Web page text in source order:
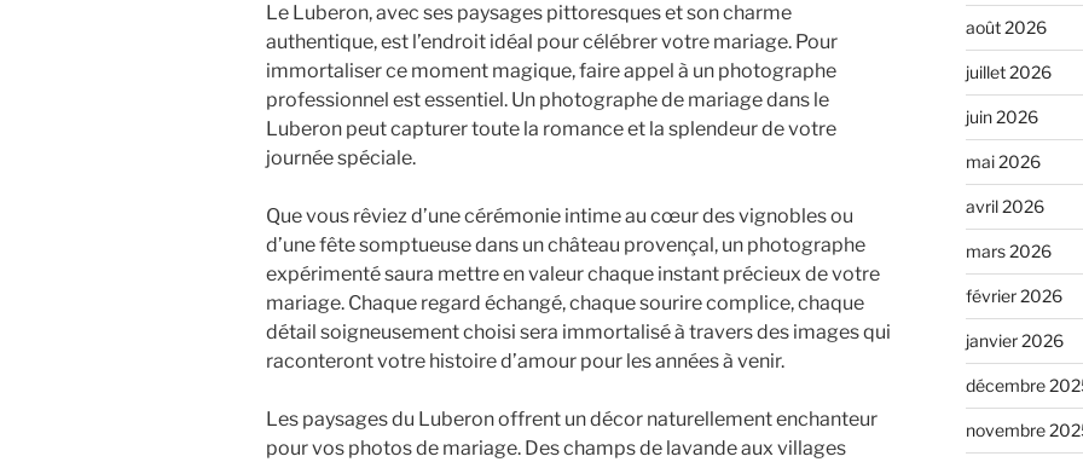
Le Luberon, avec ses paysages pittoresques et son charme
authentique, est l’endroit idéal pour célébrer votre mariage. Pour
immortaliser ce moment magique, faire appel à un photographe
professionnel est essentiel. Un photographe de mariage dans le
Luberon peut capturer toute la romance et la splendeur de votre
journée spéciale.
Que vous rêviez d’une cérémonie intime au cœur des vignobles ou
d’une fête somptueuse dans un château provençal, un photographe
expérimenté saura mettre en valeur chaque instant précieux de votre
mariage. Chaque regard échangé, chaque sourire complice, chaque
détail soigneusement choisi sera immortalisé à travers des images qui
raconteront votre histoire d’amour pour les années à venir.
Les paysages du Luberon offrent un décor naturellement enchanteur
pour vos photos de mariage. Des champs de lavande aux villages
août 2026
juillet 2026
juin 2026
mai 2026
avril 2026
mars 2026
février 2026
janvier 2026
décembre
novembre